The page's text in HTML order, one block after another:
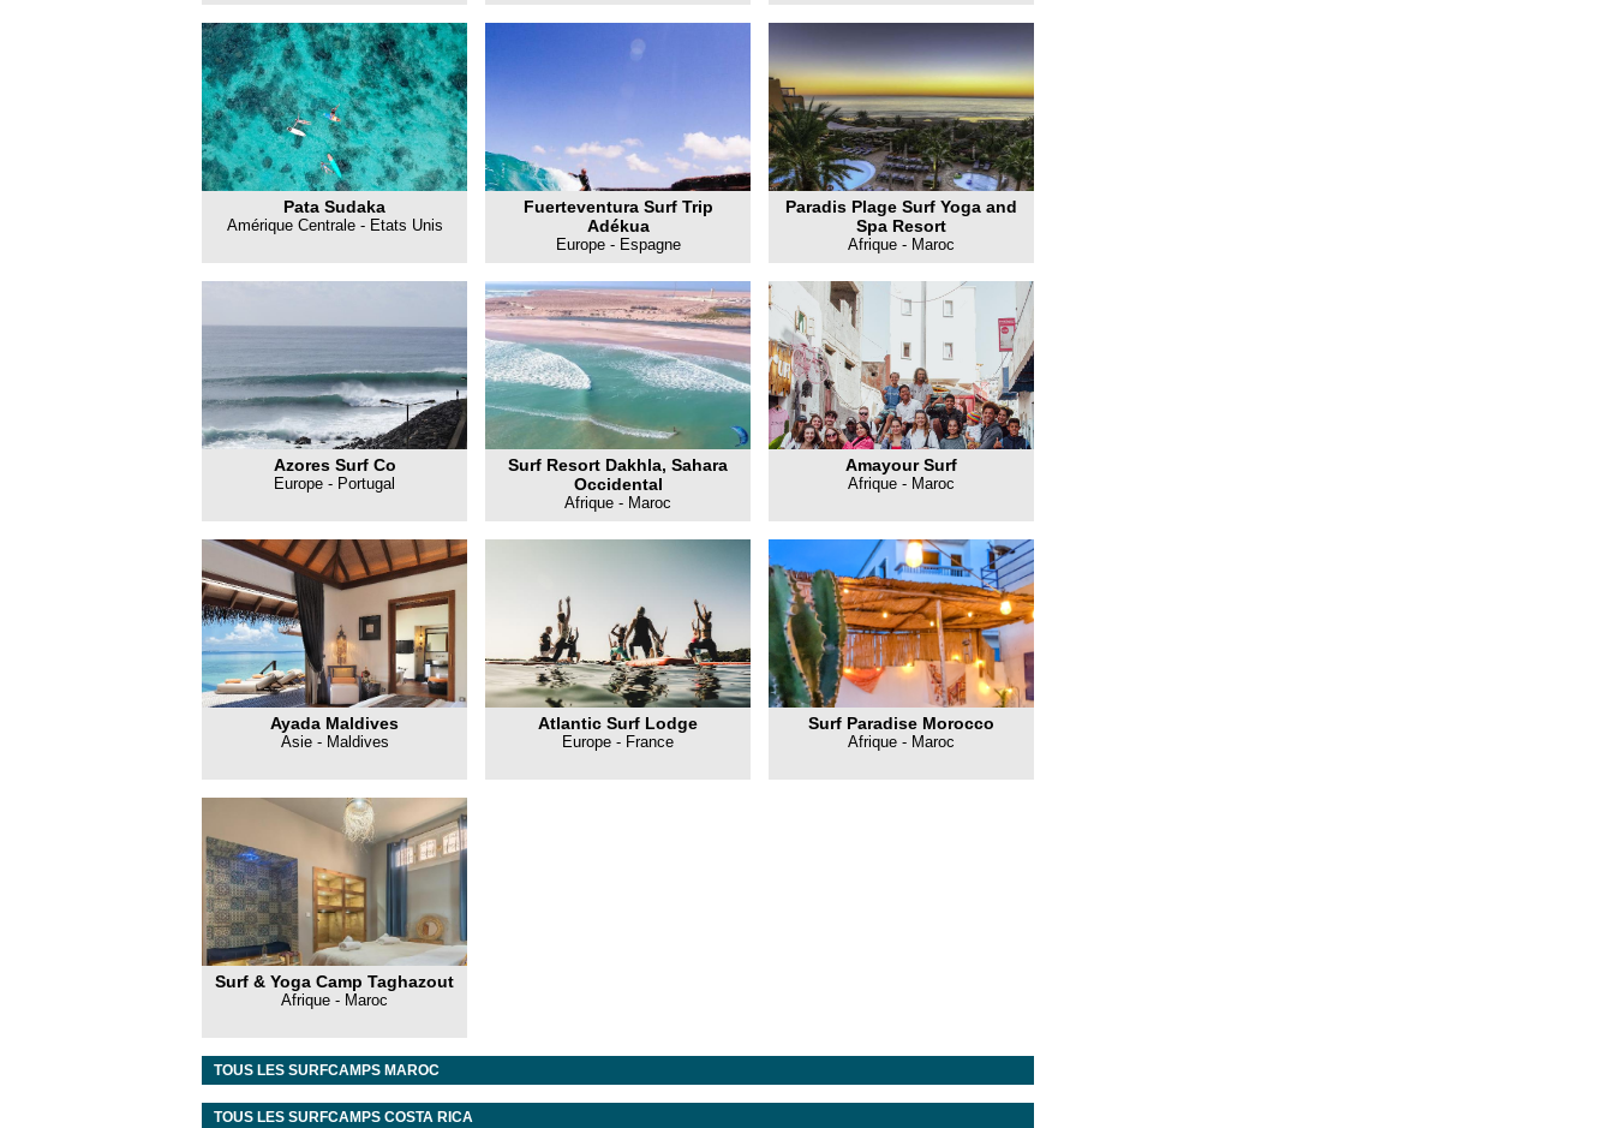
Pata Sudaka
Amérique Centrale - Etats Unis
Fuerteventura Surf Trip
Adékua
Europe - Espagne
Paradis Plage Surf Yoga and
Spa Resort
Afrique - Maroc
Azores Surf Co
Europe - Portugal
Surf Resort Dakhla, Sahara
Occidental
Afrique - Maroc
Amayour Surf
Afrique - Maroc
Ayada Maldives
Asie - Maldives
Atlantic Surf Lodge
Europe - France
Surf Paradise Morocco
Afrique - Maroc
Surf & Yoga Camp Taghazout
Afrique - Maroc
TOUS LES SURFCAMPS MAROC
TOUS LES SURFCAMPS COSTA RICA